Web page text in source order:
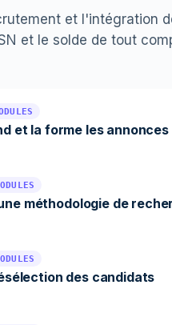
et l'intégration
et le solde de tout
et la forme les
méthodologie de
des candidats